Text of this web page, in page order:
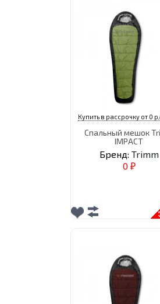
Купить в рассрочку от 0
Спальный мешок
IMPACT
Бренд: Trimm
0 ₽